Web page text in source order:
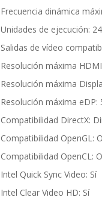
Frecuencia dinámica
Unidades de ejecución: 24
Salidas de vídeo
Resolución máxima
Resolución máxima
Resolución máxima eDP:
Compatibilidad DirectX:
Compatibilidad OpenGL:
Compatibilidad OpenCL:
Intel Quick Sync Video: Sí
Intel Clear Video HD: Sí